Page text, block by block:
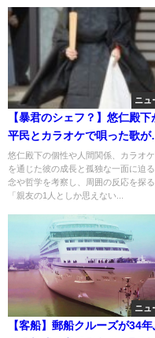
ニュ
【暴君のシェフ？】悠仁殿下
平民とカラオケで唄った歌が
ばいｗ山手線ゲームでチュ～
と！！？
悠仁殿下の個性や人間関係、カラオ
を通じた彼の成長と孤独な一面に迫
念や哲学を考察し、周囲の反応を探る
「親友の1人としか思えない...
ニュ
【客船】郵船クルーズが34年